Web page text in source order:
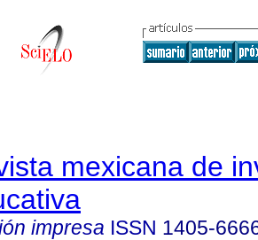
mexicana de
impresa ISSN 1405-